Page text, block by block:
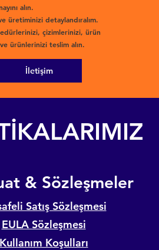
alın.
üretiminizi detaylandıralım.
çizimlerinizi, ürün
ve ürünlerinizi teslim alın.
İletişim
& Sözleşmeler
Satış Sözleşmesi
EULA Sözleşmesi
Kullanım Koşulları